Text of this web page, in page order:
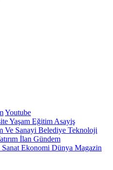
Youtube
Yaşam Eğitim Asayiş
Ve Sanayi Belediye Teknoloji
İlan Gündem
Ekonomi Dünya Magazin